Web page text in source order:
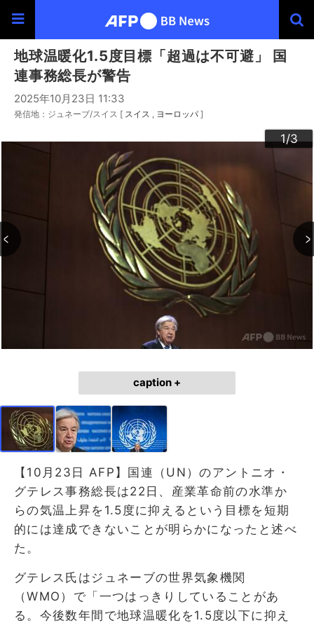
地球温暖化1.5度目標「超過は不可避」 国
連事務総長が警告
2025年10月23日 11:33
発信地：ジュネーブ/スイス [ スイス ヨーロッパ ]
1/3
2/3
3/3
caption +
【10月23日 AFP】国連（UN）のアントニオ・
グテレス事務総長は22日、産業革命前の水準か
らの気温上昇を1.5度に抑えるという目標を短期
的には達成できないことが明らかになったと述べ
た。
グテレス氏はジュネーブの世界気象機関
（WMO）で「一つはっきりしていることがあ
る。今後数年間で地球温暖化を1.5度以下に抑え